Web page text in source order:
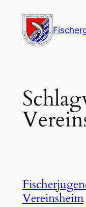
springen
Vereinsheim